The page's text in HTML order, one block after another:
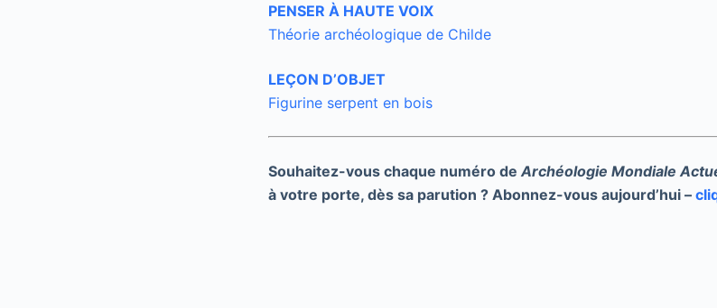
PENSER À HAUTE VOIX
Théorie archéologique de Childe
LEÇON D’OBJET
Figurine serpent en bois
Souhaitez-vous chaque numéro deArchéologie Mondiale
à votre porte, dès sa parution ? Abonnez-vous aujourd’hui –